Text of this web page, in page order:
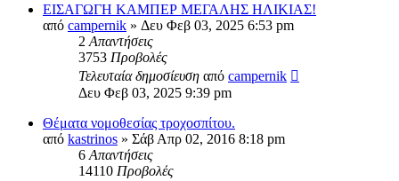
ΕΙΣΑΓΩΓΗ ΚΑΜΠΕΡ ΜΕΓΑΛΗΣ ΗΛΙΚΙΑΣ!
από campernik » Δευ Φεβ 03, 2025 6:53 pm
2 Απαντήσεις
3753 Προβολές
Τελευταία δημοσίευση από campernik
Δευ Φεβ 03, 2025 9:39 pm
Θέματα νομοθεσίας τροχοσπίτου.
από kastrinos » Σάβ Απρ 02, 2016 8:18 pm
6 Απαντήσεις
14110 Προβολές